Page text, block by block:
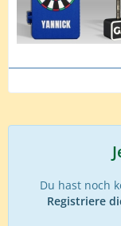
Du hast noch
Registriere